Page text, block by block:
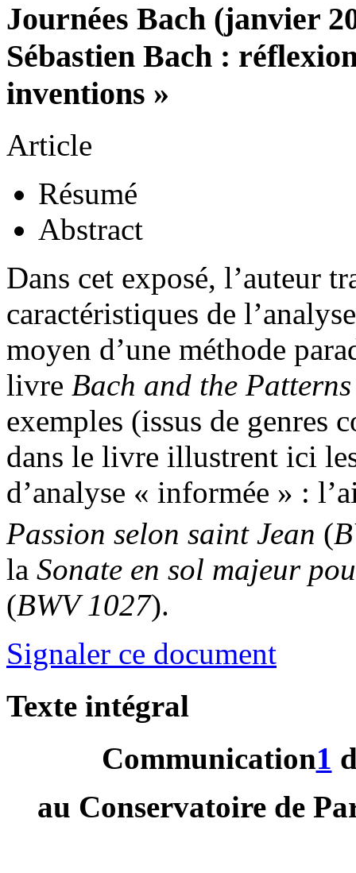
Journées Bach (janvier
Sébastien Bach :
inventions »
Article
Résumé
Abstract
Dans cet exposé, l’auteur
caractéristiques de
moyen d’une méthode
livre Bach and the
exemples (issus de genres
dans le livre illustrent ici
d’analyse « informée » :
Passion selon saint Jean (
la Sonate en sol majeur
(BWV 1027).
Signaler ce document
Texte intégral
Communication1
au Conservatoire de